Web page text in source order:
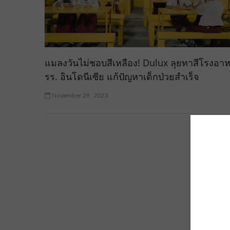
แมลงวันไม่ชอบสีเหลือง! Dulux ลุยทาสีโรงอา
รร. อินโดนีเซีย แก้ปัญหาเด็กป่วยสำเร็จ
November 29, 2023